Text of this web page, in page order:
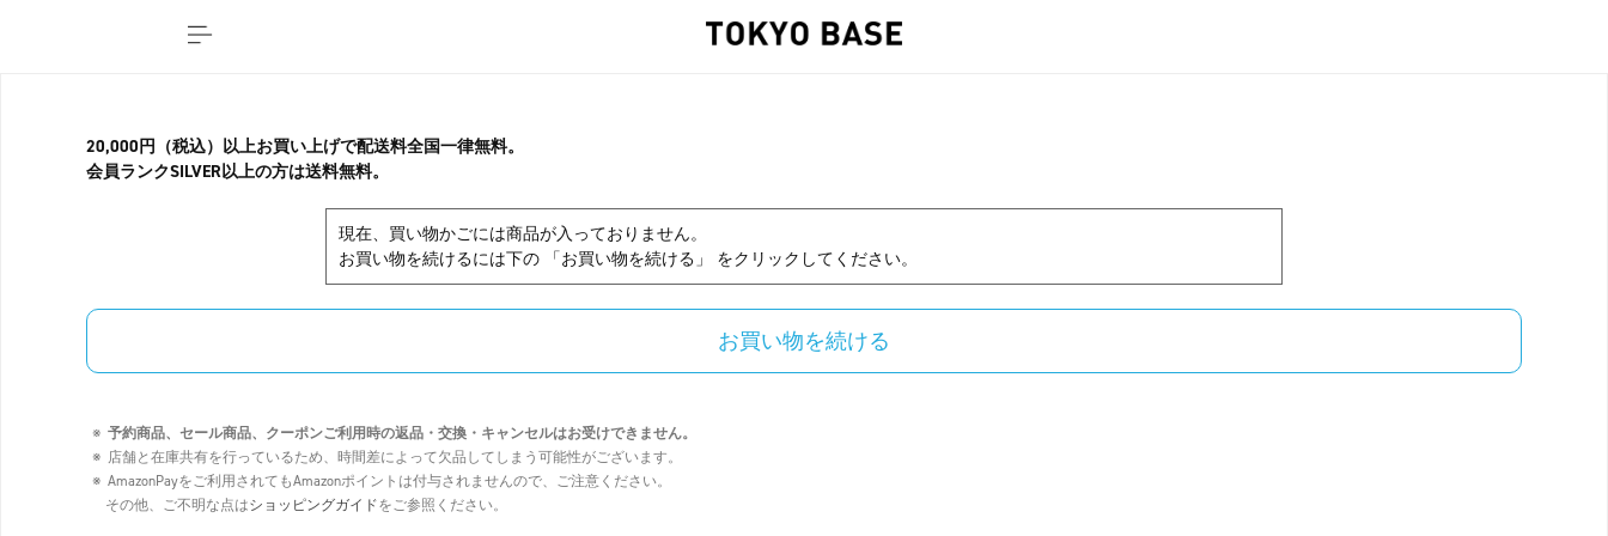
20,000円（税込）以上お買い上げで配送料全国一律無料。
会員ランクSILVER以上の方は送料無料。
現在、買い物かごには商品が入っておりません。
お買い物を続けるには下の 「お買い物を続ける」 をクリックしてください。
予約商品、セール商品、クーポンご利用時の返品・交換・キャンセルはお受けできません。
店舗と在庫共有を行っているため、時間差によって欠品してしまう可能性がございます。
AmazonPayをご利用されてもAmazonポイントは付与されませんので、ご注意ください。
その他、ご不明な点はショッピングガイドをご参照ください。